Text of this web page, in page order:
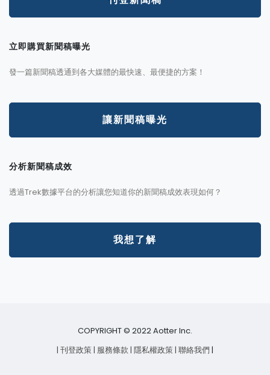
立即購買新聞稿曝光
發一篇新聞稿透通到各大媒體的最快速、最便捷的方案！
讓新聞稿曝光
分析新聞稿成效
透過Trek數據平台的分析讓您知道你的新聞稿成效表現如何？
我想了解
COPYRIGHT © 2022 Aotter Inc.
| 刊登政策| 服務條款| 隱私權政策| 聯絡我們 |